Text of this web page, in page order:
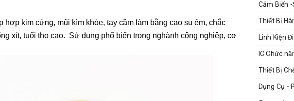
hợp kim cứng, mũi kìm khỏe, tay cầm làm bằng cao su êm, chắc
xít, tuổi thọ cao. Sử dụng phổ biến trong nghành công nghiệp, cơ
Cảm Biến
Thiết Bị
Linh Kiện
IC Chức
Thiết Bị
Dụng Cụ -